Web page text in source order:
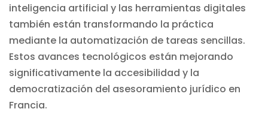
inteligencia artificial y las herramientas digitales
también están transformando la práctica
mediante la automatización de tareas sencillas.
Estos avances tecnológicos están mejorando
significativamente la accesibilidad y la
democratización del asesoramiento jurídico en
Francia.